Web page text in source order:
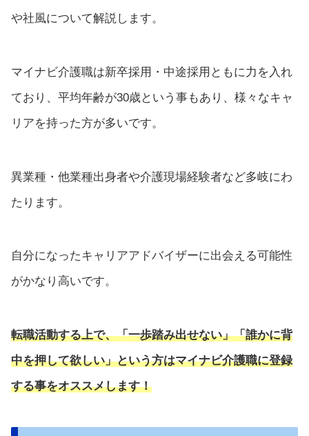
や社風について解説します。
マイナビ介護職は新卒採用・中途採用ともに力を入れ
ており、平均年齢が30歳という事もあり、様々なキャ
リアを持った方が多いです。
異業種・他業種出身者や介護現場経験者など多岐にわ
たります。
自分になったキャリアアドバイザーに出会える可能性
がかなり高いです。
転職活動する上で、「一歩踏み出せない」「誰かに背
中を押して欲しい」という方はマイナビ介護職に登録
する事をオススメします！